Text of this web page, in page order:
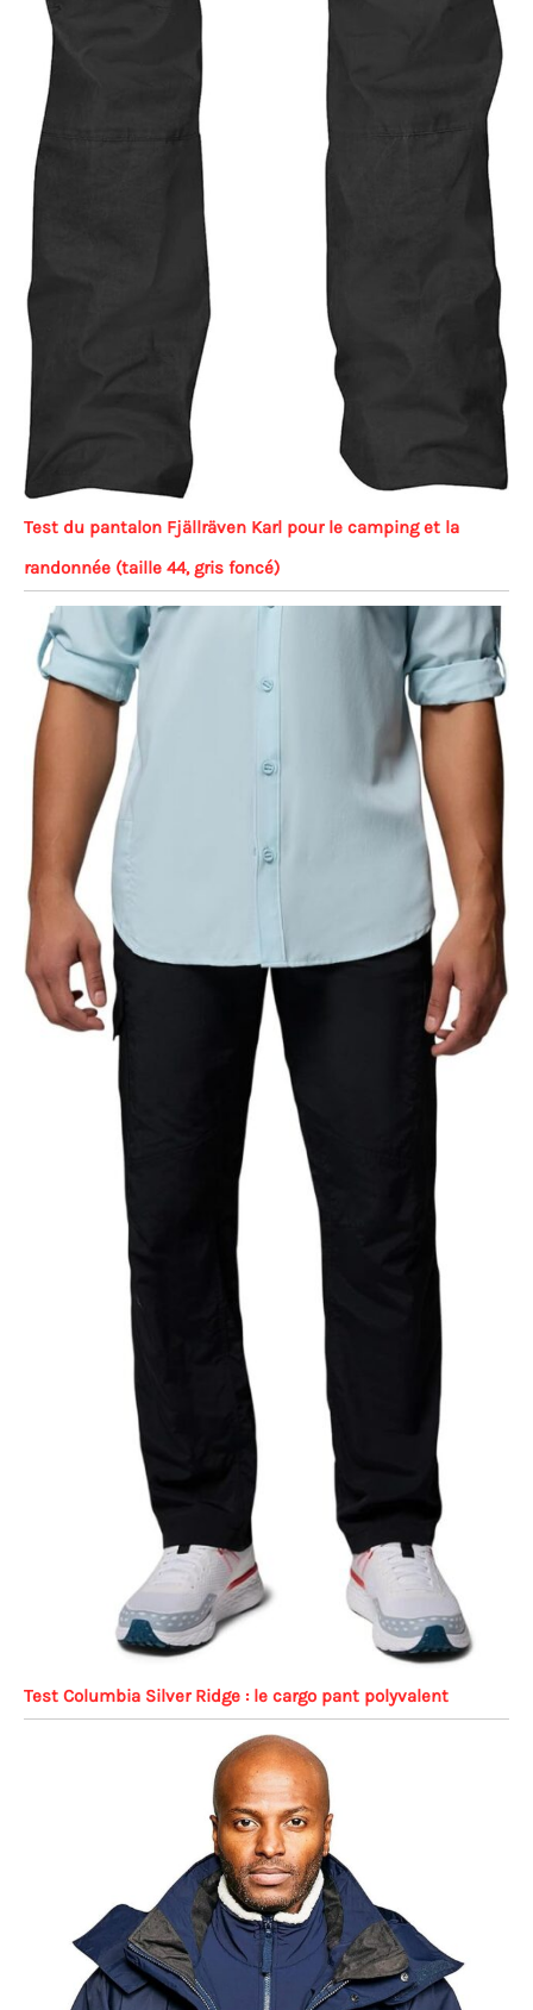
Test du pantalon Fjällräven Karl pour le camping et la
randonnée (taille 44, gris foncé)
Test Columbia Silver Ridge : le cargo pant polyvalent